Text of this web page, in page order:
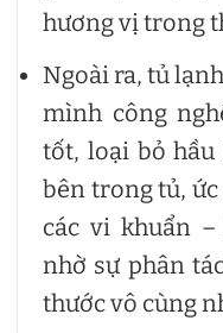
hương vị trong
Ngoài ra, tủ
mình công
tốt, loại bỏ
bên trong tủ,
các vi khuẩn
nhờ sự phân
thước vô cùng